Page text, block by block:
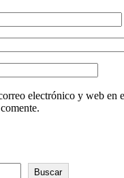
electrónico y web en
Buscar